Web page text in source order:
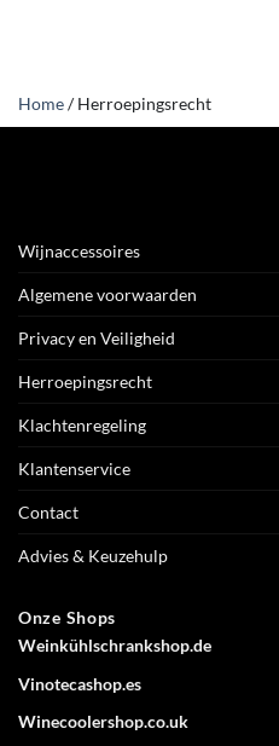
Home/Herroepingsrecht
Wijnaccessoires
Algemene voorwaarden
Privacy en Veiligheid
Herroepingsrecht
Klachtenregeling
Klantenservice
Contact
Advies & Keuzehulp
Onze Shops
Weinkühlschrankshop.de
Vinotecashop.es
Winecoolershop.co.uk